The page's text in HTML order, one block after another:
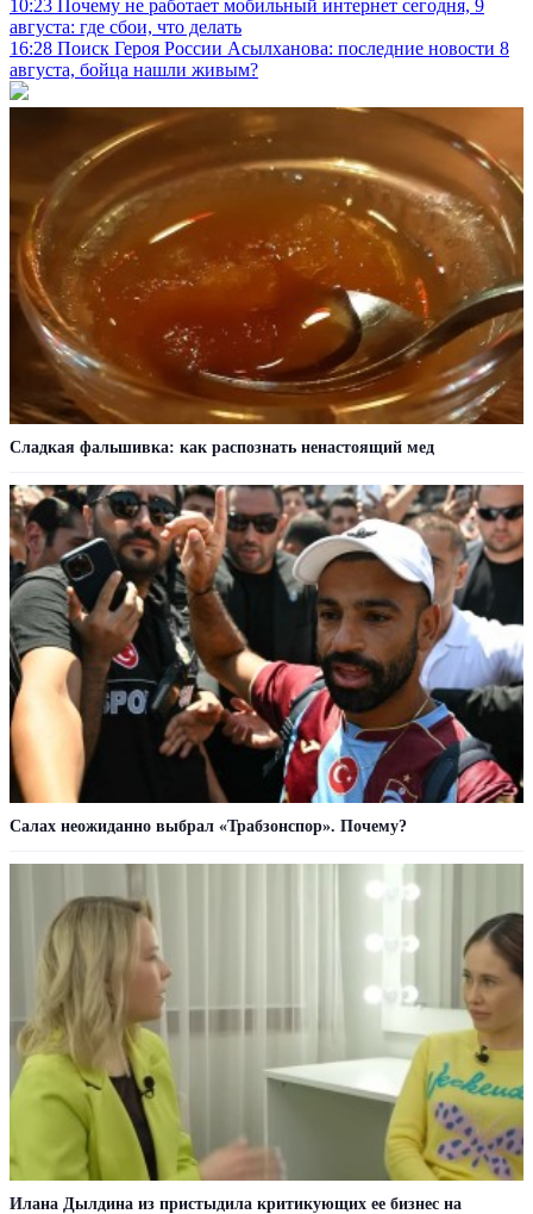
10:23
Почему не работает мобильный интернет сегодня, 9
августа: где сбои, что делать
16:28 Поиск Героя России Асылханова: последние новости 8
августа, бойца нашли живым?
Сладкая фальшивка: как распознать ненастоящий мед
Салах неожиданно выбрал «Трабзонспор». Почему?
Илана Дылдина из пристыдила критикующих ее бизнес на